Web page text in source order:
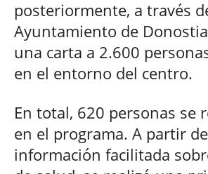
posteriormente, a través
Ayuntamiento de
una carta a 2.600
en el entorno del centro.
En total, 620 personas se
en el programa. A partir
información facilitada